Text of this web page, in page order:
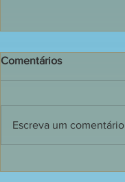
1ª. Pág. 05/08/2026
Comentários
Escreva um comentário